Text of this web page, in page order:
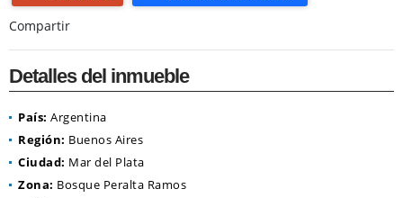
Compartir
Detalles del inmueble
País: Argentina
Región: Buenos Aires
Ciudad: Mar del Plata
Zona: Bosque Peralta Ramos